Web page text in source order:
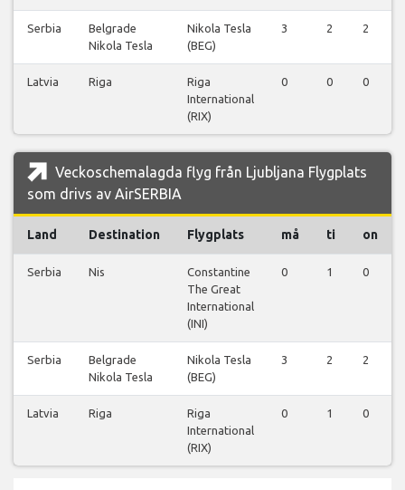
Serbia
Belgrade
Nikola Tesla
Nikola Tesla
(BEG)
3 2 2
Latvia Riga
Riga
International
(RIX)
0 0 0
Veckoschemalagda flyg från Ljubljana Flygplats
som drivs av AirSERBIA
Land Destination Flygplats må ti on
Serbia Nis
Constantine
The Great
International
(INI)
0 1 0
Serbia
Belgrade
Nikola Tesla
Nikola Tesla
(BEG)
3 2 2
Latvia Riga
Riga
International
(RIX)
0 1 0